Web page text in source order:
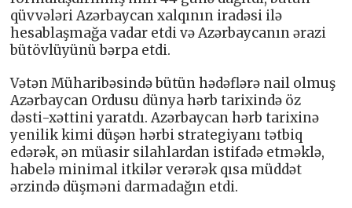
qüvvələri Azərbaycan xalqının iradəsi ilə
hesablaşmağa vadar etdi və Azərbaycanın ərazi
bütövlüyünü bərpa etdi.
Vətən Müharibəsində bütün hədəflərə nail olmuş
Azərbaycan Ordusu dünya hərb tarixində öz
dəsti-xəttini yaratdı. Azərbaycan hərb tarixinə
yenilik kimi düşən hərbi strategiyanı tətbiq
edərək, ən müasir silahlardan istifadə etməklə,
habelə minimal itkilər verərək qısa müddət
ərzində düşməni darmadağın etdi.